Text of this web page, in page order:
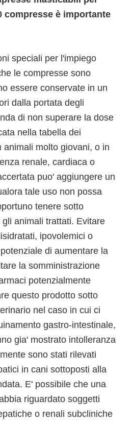
compresse è importante
speciali per l'impiego
le compresse sono
essere conservate in un
dalla portata degli
di non superare la dose
nella tabella dei
animali molto giovani, o in
renale, cardiaca o
puo' aggiungere un
tale uso non possa
tenere sotto
animali trattati. Evitare
ipovolemici o
di aumentare la
la somministrazione
potenzialmente
questo prodotto sotto
nel caso in cui ci
gastro-intestinale,
gia' mostrato intolleranza
sono stati rilevati
in cani sottoposti alla
E' possibile che una
riguardato soggetti
o renali subcliniche